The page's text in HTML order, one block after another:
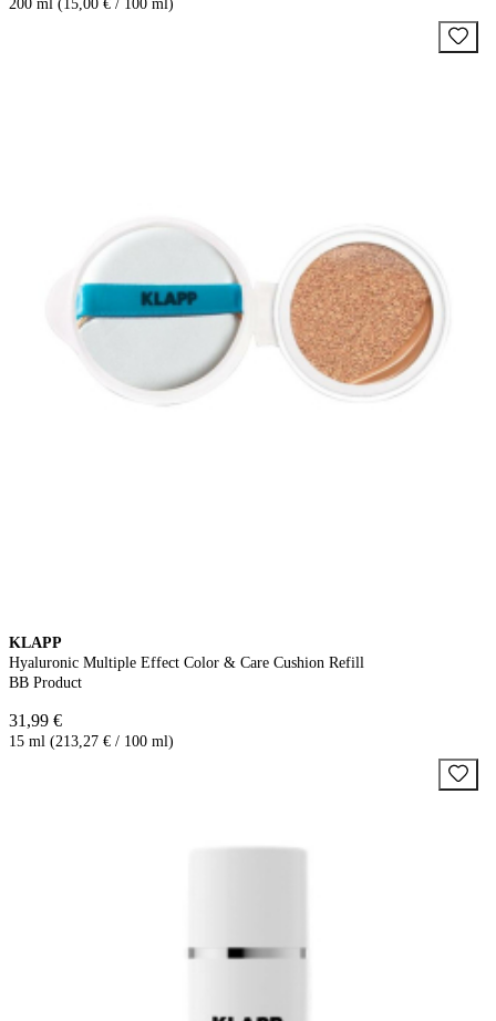
200 ml (15,00 € / 100 ml)
KLAPP
Hyaluronic Multiple Effect Color & Care Cushion Refill
BB Product
31,99 €
15 ml (213,27 € / 100 ml)